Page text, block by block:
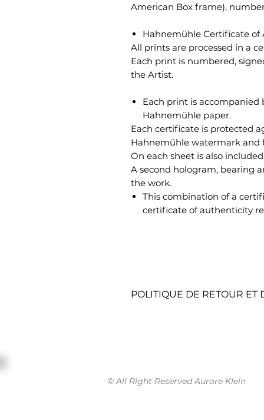
American Box frame),
Hahnemühle Certificate of
All prints are processed in a
Each print is numbered,
the Artist.
Each print is
Hahnemühle paper.
Each certificate is protected
Hahnemühle watermark and
On each sheet is also
A second hologram, bearing
the work.
This combination of a
certificate of authenticity
POLITIQUE DE RETOUR ET
Une fois votre commande
© All Right Reserved Aurore Klein